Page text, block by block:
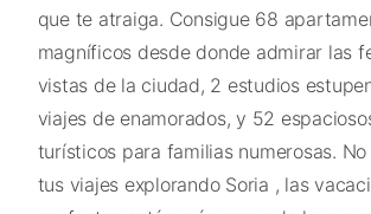
que te atraiga. Consigue 68
magníficos desde donde admirar las
vistas de la ciudad, 2 estudios
viajes de enamorados, y 52
turísticos para familias numerosas. No
tus viajes explorando Soria , las